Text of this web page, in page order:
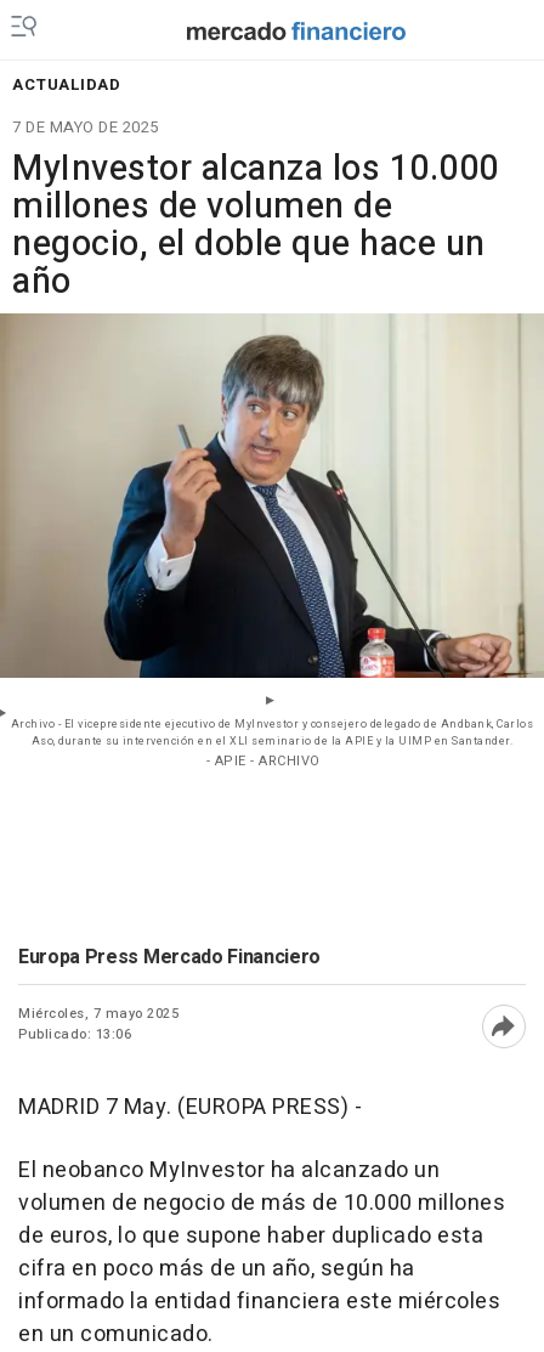
ACTUALIDAD
7 DE MAYO DE 2025
MyInvestor alcanza los 10.000
millones de volumen de
negocio, el doble que hace un
año
Archivo - El vicepresidente ejecutivo de MyInvestor y consejero delegado de Andbank, Carlos
Aso, durante su intervención en el XLI seminario de la APIE y la UIMP en Santander.
- APIE - ARCHIVO
Europa Press Mercado Financiero
Miércoles, 7 mayo 2025
Publicado: 13:06
MADRID 7 May. (EUROPA PRESS) -
El neobanco MyInvestor ha alcanzado un
volumen de negocio de más de 10.000 millones
de euros, lo que supone haber duplicado esta
cifra en poco más de un año, según ha
informado la entidad financiera este miércoles
en un comunicado.